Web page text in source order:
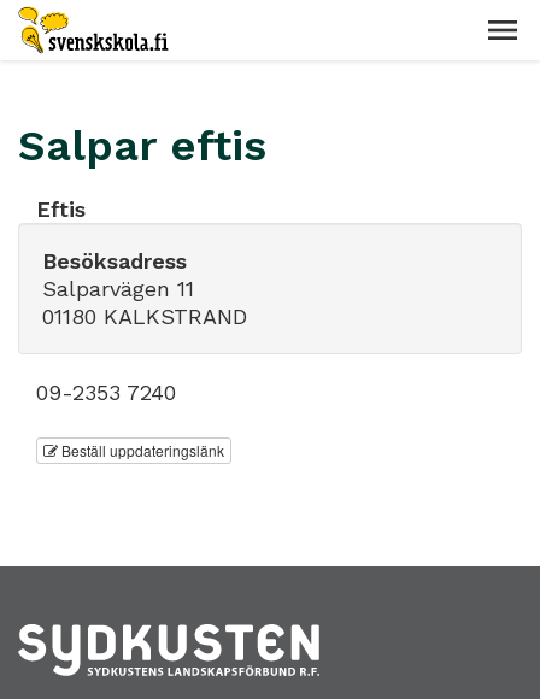
Salpar eftis
Eftis
Besöksadress
Salparvägen 11
01180 KALKSTRAND
09-2353 7240
Beställ uppdateringslänk